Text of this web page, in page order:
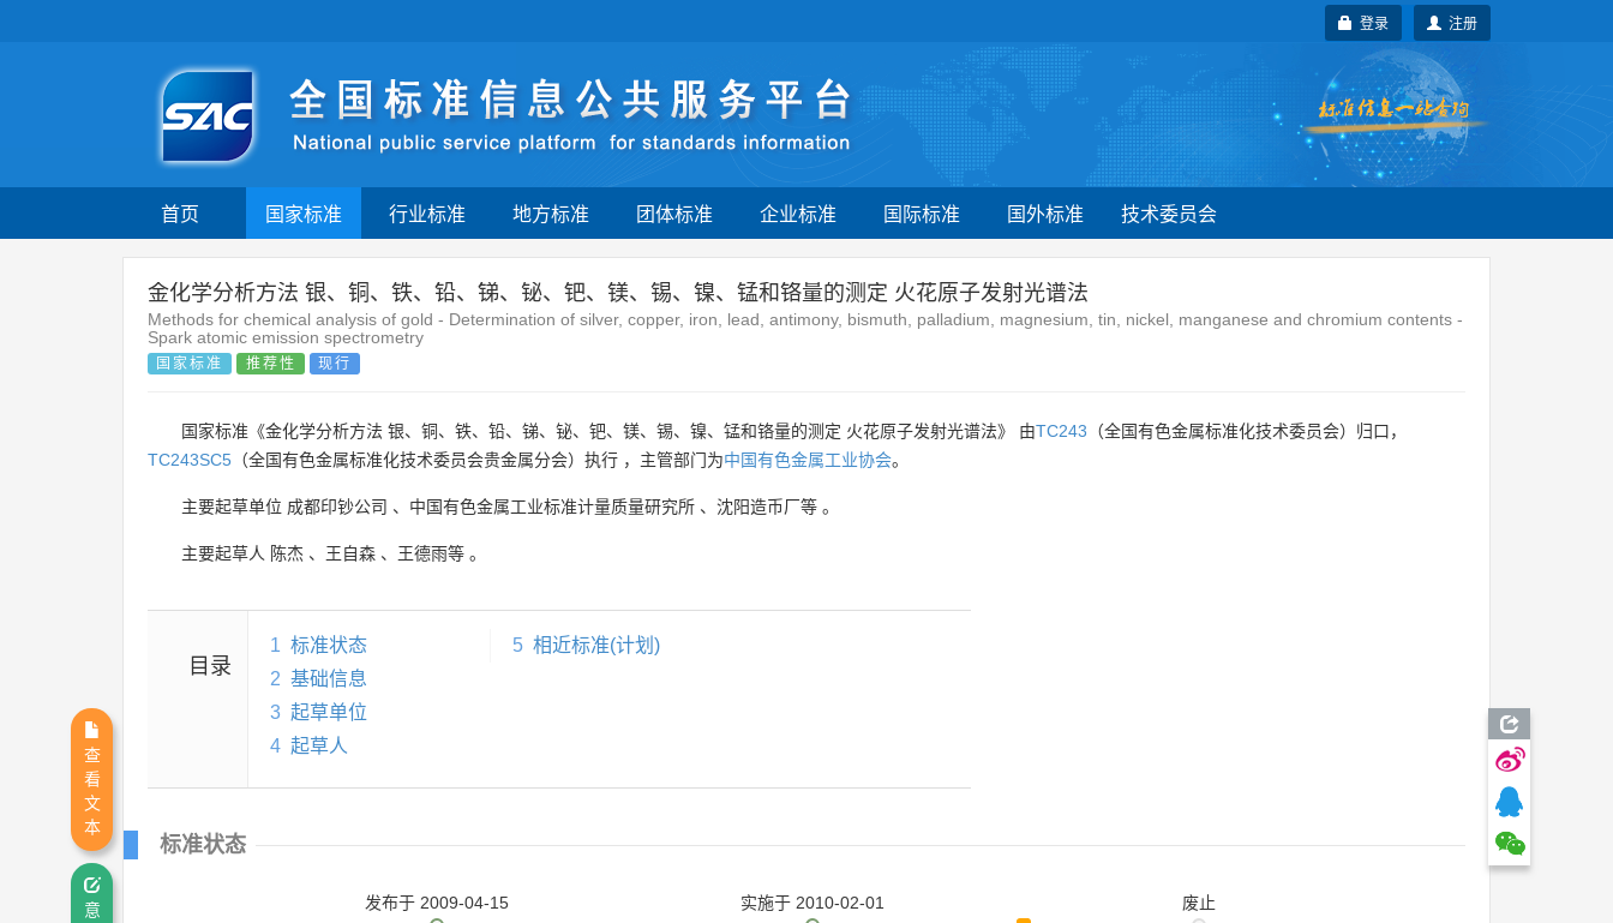
注册
登录
首页 国家标准 行业标准 地方标准 团体标准 企业标准 国际标准 国外标准 技术委员会
金化学分析方法 银、铜、铁、铅、锑、铋、钯、镁、锡、镍、锰和铬量的测定 火花原子发射光谱法
Methods for chemical analysis of gold - Determination of silver, copper, iron, lead, antimony, bismuth, palladium, magnesium, tin, nickel, manganese and chromium contents -
Spark atomic emission spectrometry
国家标准 推荐性 现行
国家标准《金化学分析方法 银、铜、铁、铅、锑、铋、钯、镁、锡、镍、锰和铬量的测定 火花原子发射光谱法》 由TC243 （全国有色金属标准化技术委员会）归口，
TC243SC5 （全国有色金属标准化技术委员会贵金属分会）执行 ，主管部门为中国有色金属工业协会。
主要起草单位 成都印钞公司 、 中国有色金属工业标准计量质量研究所 、 沈阳造币厂等 。
主要起草人 陈杰 、 王自森 、 王德雨等 。
目录
1 标准状态
2 基础信息
3 起草单位
4 起草人
5 相近标准(计划)
标准状态
发布于 2009-04-15 实施于 2010-02-01 废止
查
看
文
本
意